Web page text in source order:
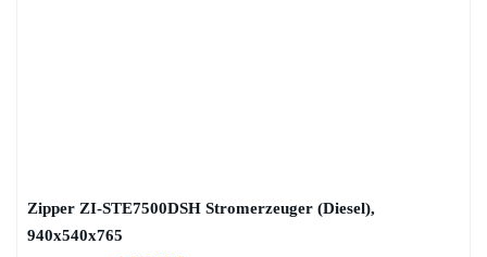
Zipper ZI-STE7500DSH Stromerzeuger (Diesel),
940x540x765